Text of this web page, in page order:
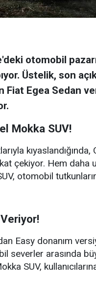
otomobil
Üstelik, son
Egea Sedan
Mokka SUV!
çekiyor. Hem daha
otomobil
Easy donanım
severler arasında
SUV,